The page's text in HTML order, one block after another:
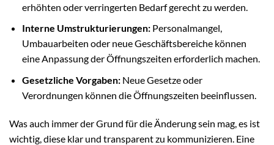
erhöhten oder verringerten Bedarf gerecht zu werden.
Interne Umstrukturierungen:Personalmangel,
Umbauarbeiten oder neue Geschäftsbereiche können
eine Anpassung der Öffnungszeiten erforderlich machen.
Gesetzliche Vorgaben:Neue Gesetze oder
Verordnungen können die Öffnungszeiten beeinflussen.
Was auch immer der Grund für die Änderung sein mag, es ist
wichtig, diese klar und transparent zu kommunizieren. Eine